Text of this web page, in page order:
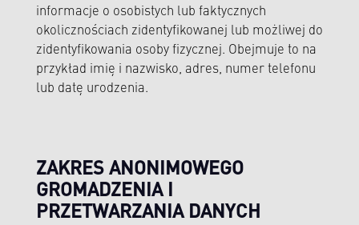
informacje o osobistych lub faktycznych
okolicznościach zidentyfikowanej lub możliwej do
zidentyfikowania osoby fizycznej. Obejmuje to na
przykład imię i nazwisko, adres, numer telefonu
lub datę urodzenia.
ZAKRES ANONIMOWEGO
GROMADZENIA I
PRZETWARZANIA DANYCH